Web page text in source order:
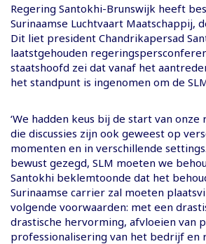
Regering Santokhi-Brunswijk heeft
Surinaamse Luchtvaart Maatschappij,
Dit liet president Chandrikapersad
laatstgehouden
staatshoofd zei dat vanaf het
het standpunt is ingenomen om de
‘We hadden keus bij de start van
die discussies zijn ook geweest op
momenten en in verschillende
bewust gezegd, SLM moeten we
Santokhi beklemtoonde dat het
Surinaamse carrier zal moeten
volgende voorwaarden: met een
drastische hervorming, afvloeien van
professionalisering van het bedrijf en